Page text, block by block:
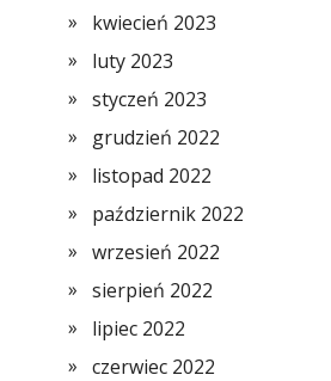
kwiecień 2023
luty 2023
styczeń 2023
grudzień 2022
listopad 2022
październik 2022
wrzesień 2022
sierpień 2022
lipiec 2022
czerwiec 2022